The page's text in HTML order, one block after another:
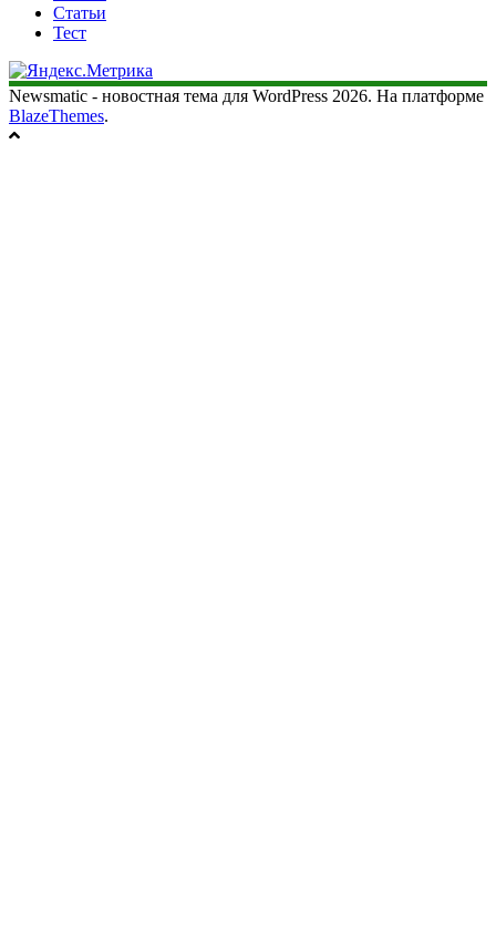
Статьи
Тест
Newsmatic - новостная тема для WordPress 2026. На платформе
BlazeThemes.